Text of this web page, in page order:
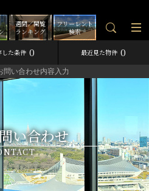
フリーレント
検索
週間／閲覧
ランキング
した条件 0 最近見た物件 0
問い合わせ内容入力
い合わせ